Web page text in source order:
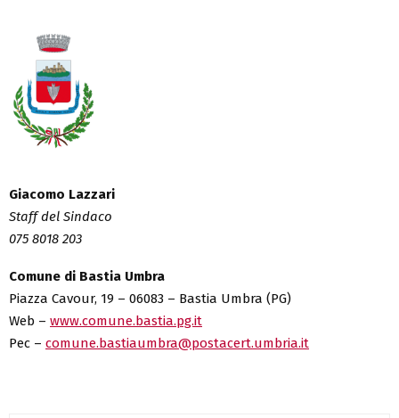
Giacomo Lazzari
Staff del Sindaco
075 8018 203
Comune di Bastia Umbra
Piazza Cavour, 19 – 06083 – Bastia Umbra (PG)
Web – www.comune.bastia.pg.it
Pec – comune.bastiaumbra@postacert.umbria.it